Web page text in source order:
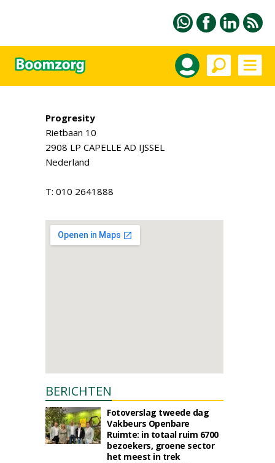
Progresity
Rietbaan 10
2908 LP CAPELLE AD IJSSEL
Nederland
T: 010 2641888
BERICHTEN
Fotoverslag tweede dag
Vakbeurs Openbare
Ruimte: in totaal ruim 6700
bezoekers, groene sector
het meest in trek